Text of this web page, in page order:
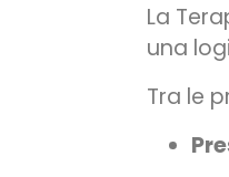
La
una
Tra le